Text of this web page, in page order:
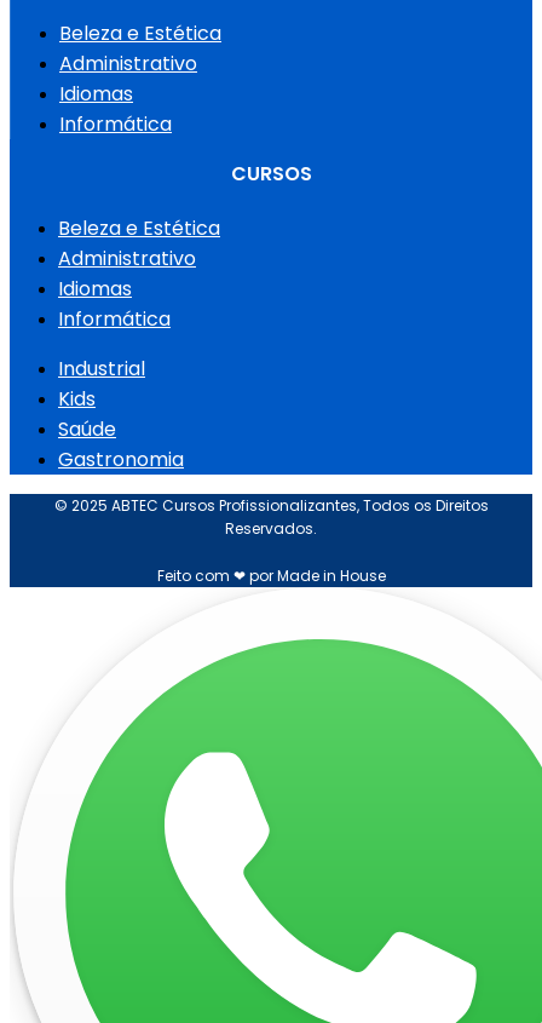
Beleza e Estética
Administrativo
Idiomas
Informática
CURSOS
Beleza e Estética
Administrativo
Idiomas
Informática
Industrial
Kids
Saúde
Gastronomia
© 2025 ABTEC Cursos Profissionalizantes, Todos os Direitos
Reservados.
Feito com ❤ por Made in House